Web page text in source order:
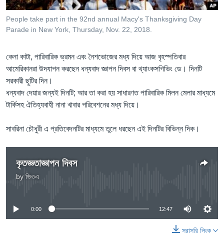
Learning English
অন্য ভাষায় ওয়েব সাইট
People take part in the 92nd annual Macy's Thanksgiving Day
Parade in New York, Thursday, Nov. 22, 2018.
কেনা কাটা, পারিবারিক ভ্রমন এবং নৈশভোজের মধ্য দিয়ে আজ বৃহস্পতিবার
আমেরিকানরা উদযাপন করছেন ধন্যবাদ জ্ঞাপন দিবস বা থ্যাংকসগিভিং ডে। দিনটি
সরকারী ছুটির দিন।
ধন্যবাদ দেয়ার জন্যই দিনটি; আর তা করা হয় সাধারণত পারিবারিক মিলন মেলার মাধ্যমে
টার্কিসহ ঐতিহ্যবাহী নানা খাবার পরিবেশনের মধ্য দিয়ে।
সাবরিনা চৌধুরী এ প্রতিবেদনটির মাধ্যমে তুলে ধরছেন এই দিনটির বিভিন্ন দিক।
কৃতজ্ঞতাজ্ঞাপন দিবস
by ভিওএ
0:00 12:47
সরাসরি লিংক